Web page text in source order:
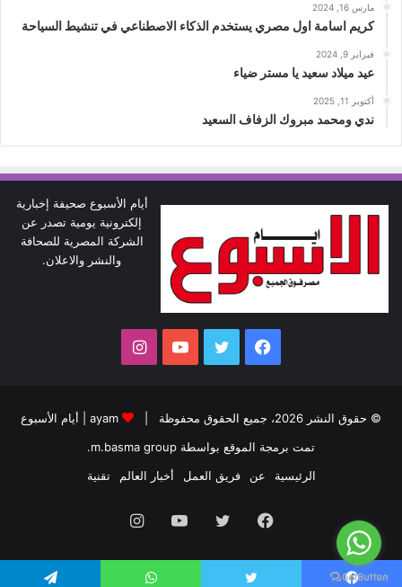
مارس 16, 2024
كريم اسامة اول مصري يستخدم الذكاء الاصطناعي في تنشيط السياحة
فبراير 9, 2024
عيد ميلاد سعيد يا مستر ضياء
أكتوبر 11, 2025
ندي ومحمد مبروك الزفاف السعيد
أيام الأسبوع صحيفة إخبارية
إلكترونية يومية تصدر عن
الشركة المصرية للصحافة
والنشر والاعلان.
فيسبوك تويتر يوتيوبانستقرام
© حقوق النشر 2026، جميع الحقوق محفوظة | ayam
أيام الأسبوع
تمت برمجة الموقع بواسطة m.basma group
.
الرئيسية
عن فريق العمل أخبار العالم تقنية
فيسبوك تويتر يوتيوبانستقرام